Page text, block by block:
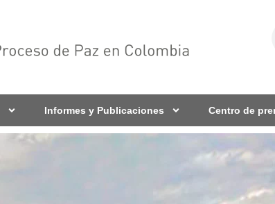
Informes y Publicaciones Centro de